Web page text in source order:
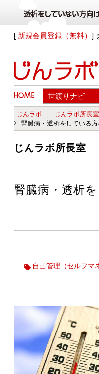
[ 新規会員登録（無料）]
じんラボ
じんラボ所長室
腎臓病・透析をしている
じんラボ所長室
腎臓病・透析
自己管理（セルフマ